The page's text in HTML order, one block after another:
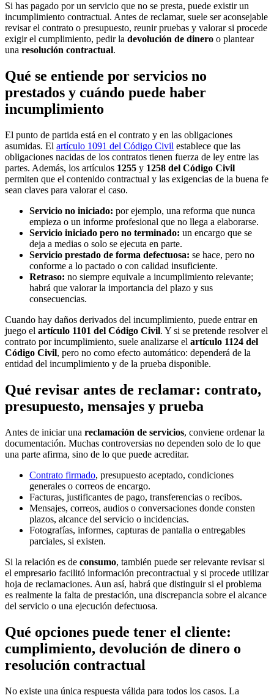
Si has pagado por un servicio que no se presta, puede existir un
incumplimiento contractual. Antes de reclamar, suele ser aconsejable
revisar el contrato o presupuesto, reunir pruebas y valorar si procede
exigir el cumplimiento, pedir la devolución de dinero o plantear
una resolución contractual.
Qué se entiende por servicios no
prestados y cuándo puede haber
incumplimiento
El punto de partida está en el contrato y en las obligaciones
asumidas. El artículo 1091 del Código Civil establece que las
obligaciones nacidas de los contratos tienen fuerza de ley entre las
partes. Además, los artículos 1255 y 1258 del Código Civil
permiten que el contenido contractual y las exigencias de la buena fe
sean claves para valorar el caso.
Servicio no iniciado: por ejemplo, una reforma que nunca
empieza o un informe profesional que no llega a elaborarse.
Servicio iniciado pero no terminado: un encargo que se
deja a medias o solo se ejecuta en parte.
Servicio prestado de forma defectuosa: se hace, pero no
conforme a lo pactado o con calidad insuficiente.
Retraso: no siempre equivale a incumplimiento relevante;
habrá que valorar la importancia del plazo y sus
consecuencias.
Cuando hay daños derivados del incumplimiento, puede entrar en
juego el artículo 1101 del Código Civil. Y si se pretende resolver el
contrato por incumplimiento, suele analizarse el artículo 1124 del
Código Civil, pero no como efecto automático: dependerá de la
entidad del incumplimiento y de la prueba disponible.
Qué revisar antes de reclamar: contrato,
presupuesto, mensajes y prueba
Antes de iniciar una reclamación de servicios, conviene ordenar la
documentación. Muchas controversias no dependen solo de lo que
una parte afirma, sino de lo que puede acreditar.
Contrato firmado, presupuesto aceptado, condiciones
generales o correos de encargo.
Facturas, justificantes de pago, transferencias o recibos.
Mensajes, correos, audios o conversaciones donde consten
plazos, alcance del servicio o incidencias.
Fotografías, informes, capturas de pantalla o entregables
parciales, si existen.
Si la relación es de consumo, también puede ser relevante revisar si
el empresario facilitó información precontractual y si procede utilizar
hoja de reclamaciones. Aun así, habrá que distinguir si el problema
es realmente la falta de prestación, una discrepancia sobre el alcance
del servicio o una ejecución defectuosa.
Qué opciones puede tener el cliente:
cumplimiento, devolución de dinero o
resolución contractual
No existe una única respuesta válida para todos los casos. La